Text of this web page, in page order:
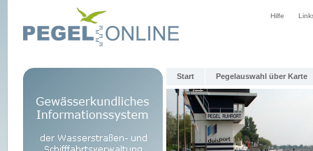
Hilfe
Start Pegelauswahl über Karte